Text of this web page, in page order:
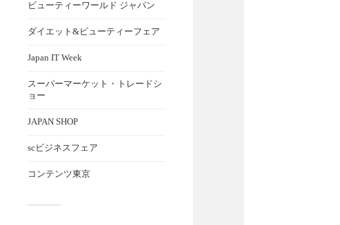
ビューティーワールド ジャパン
ダイエット&ビューティーフェア
Japan IT Week
スーパーマーケット・トレードシ
ョー
JAPAN SHOP
scビジネスフェア
コンテンツ東京